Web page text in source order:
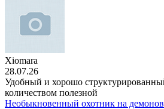
Xiomara
28.07.26
Удобный и хорошо
количеством полезной
Необыкновенный охотник на демонов